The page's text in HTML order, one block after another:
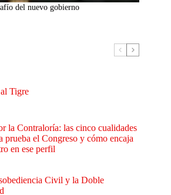
del nuevo gobierno
Tigre
la Contraloría: las cinco cualidades
prueba el Congreso y cómo encaja
en ese perfil
Civil y la Doble